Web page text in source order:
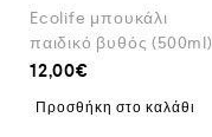
Ecolife μπουκάλι
παιδικό βυθός (500ml)
12,00€
Προσθήκη στο καλάθι